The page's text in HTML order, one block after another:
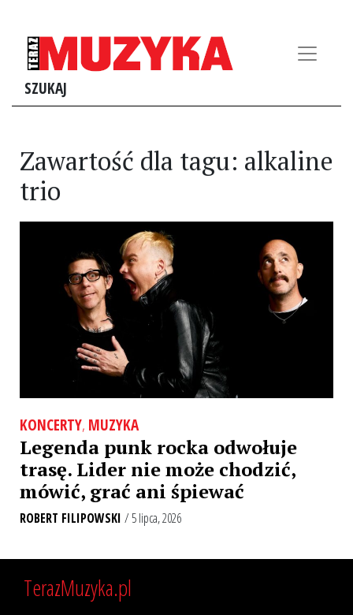
SZUKAJ
Zawartość dla tagu: alkaline
trio
KONCERTY, MUZYKA
Legenda punk rocka odwołuje
trasę. Lider nie może chodzić,
mówić, grać ani śpiewać
ROBERT FILIPOWSKI / 5 lipca, 2026
TerazMuzyka.pl